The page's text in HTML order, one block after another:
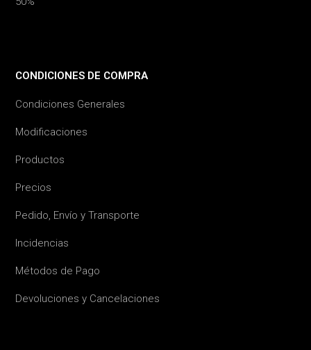
CONDICIONES DE COMPRA
Condiciones Generales
Modificaciones
Productos
Precios
Pedido, Envío y Transporte
Incidencias
Métodos de Pago
Devoluciones y Cancelaciones